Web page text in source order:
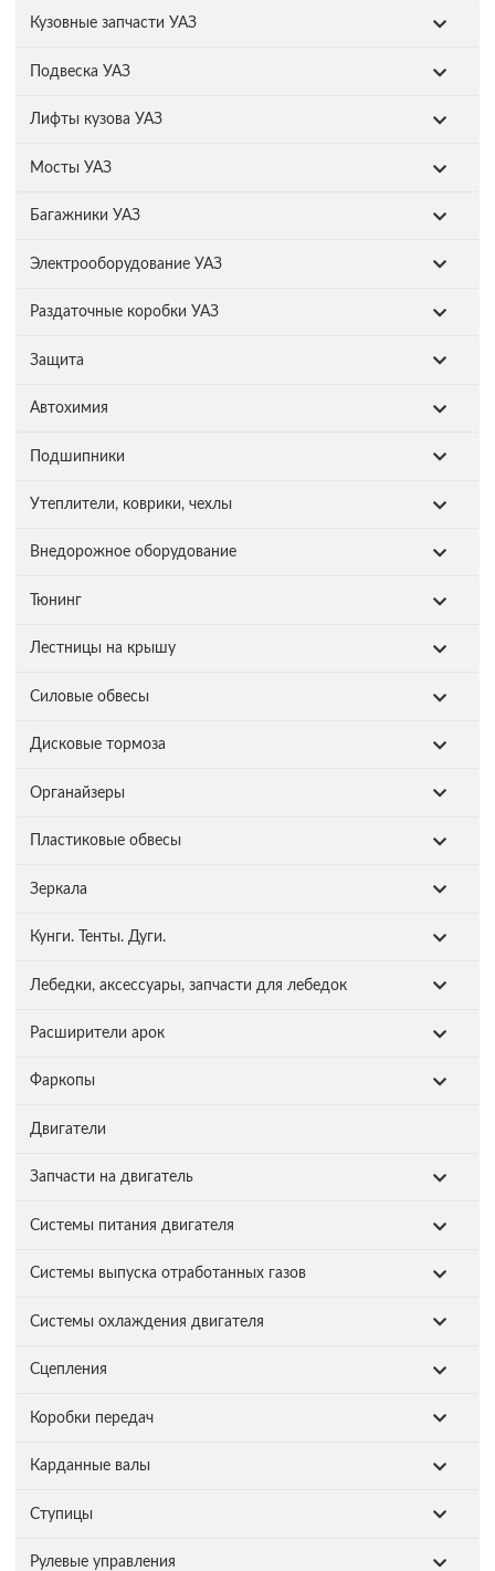
Кузовные запчасти УАЗ
Подвеска УАЗ
Лифты кузова УАЗ
Мосты УАЗ
Багажники УАЗ
Электрооборудование УАЗ
Раздаточные коробки УАЗ
Защита
Автохимия
Подшипники
Утеплители, коврики, чехлы
Внедорожное оборудование
Тюнинг
Лестницы на крышу
Силовые обвесы
Дисковые тормоза
Органайзеры
Пластиковые обвесы
Зеркала
Кунги. Тенты. Дуги.
Лебедки, аксессуары, запчасти для лебедок
Расширители арок
Фаркопы
Двигатели
Запчасти на двигатель
Системы питания двигателя
Системы выпуска отработанных газов
Системы охлаждения двигателя
Сцепления
Коробки передач
Карданные валы
Ступицы
Рулевые управления